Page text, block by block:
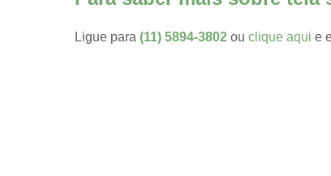
Ligue para (11) 5894-3802 ou clique aqui e